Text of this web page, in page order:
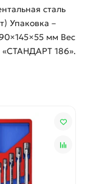
сталь
Упаковка –
мм Вес
«СТАНДАРТ 186».